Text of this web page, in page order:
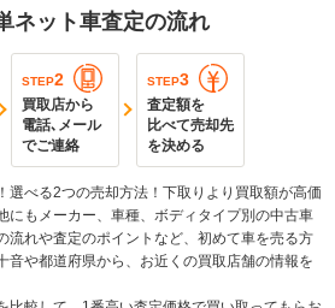
ネット車査定の流れ
STEP2
買取店から
電話､メール
でご連絡
STEP3
査定額を
比べて売却先
を決める
選べる2つの売却方法！下取りより買取額が高価
にもメーカー、車種、ボディタイプ別の中古車
流れや査定のポイントなど、初めて車を売る方
音や都道府県から、お近くの買取店舗の情報を